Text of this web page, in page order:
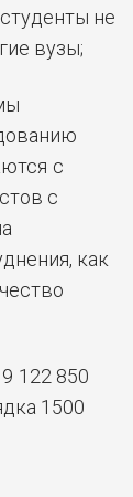
не
вузы;
с
с
как
122 850
1500